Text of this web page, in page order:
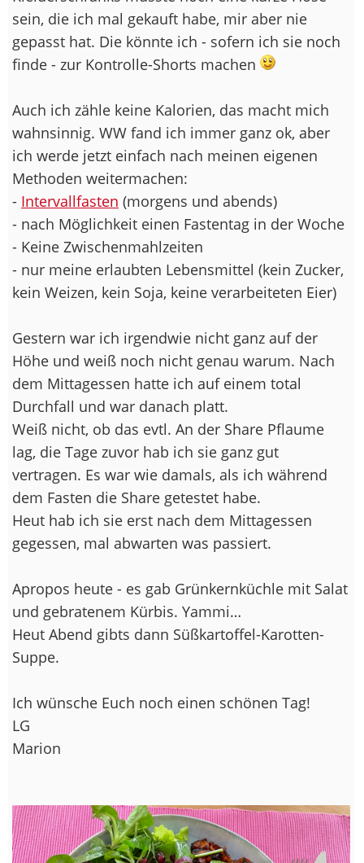
sein, die ich mal gekauft habe, mir aber nie
gepasst hat. Die könnte ich - sofern ich sie noch
finde - zur Kontrolle-Shorts machen
Auch ich zähle keine Kalorien, das macht mich
wahnsinnig. WW fand ich immer ganz ok, aber
ich werde jetzt einfach nach meinen eigenen
Methoden weitermachen:
- Intervallfasten (morgens und abends)
- nach Möglichkeit einen Fastentag in der Woche
- Keine Zwischenmahlzeiten
- nur meine erlaubten Lebensmittel (kein Zucker,
kein Weizen, kein Soja, keine verarbeiteten Eier)
Gestern war ich irgendwie nicht ganz auf der
Höhe und weiß noch nicht genau warum. Nach
dem Mittagessen hatte ich auf einem total
Durchfall und war danach platt.
Weiß nicht, ob das evtl. An der Share Pflaume
lag, die Tage zuvor hab ich sie ganz gut
vertragen. Es war wie damals, als ich während
dem Fasten die Share getestet habe.
Heut hab ich sie erst nach dem Mittagessen
gegessen, mal abwarten was passiert.
Apropos heute - es gab Grünkernküchle mit Salat
und gebratenem Kürbis. Yammi…
Heut Abend gibts dann Süßkartoffel-Karotten-
Suppe.
Ich wünsche Euch noch einen schönen Tag!
LG
Marion